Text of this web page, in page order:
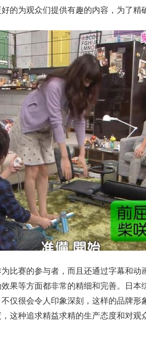
的为观众们提供有趣的内容，为了精
比赛的参与者，而且还通过字幕和动
果等方面都非常的精细和完善。日本
仅很会令人印象深刻，这样的品牌形
这种追求精益求精的生产态度和对观